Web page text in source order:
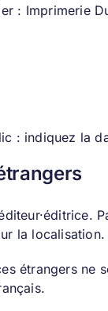
: Imprimerie
: indiquez la
la localisation.
étrangers